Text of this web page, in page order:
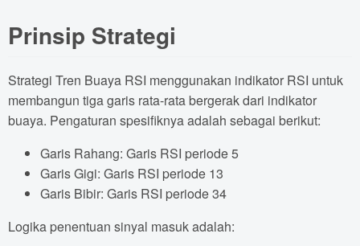
Prinsip Strategi
Strategi Tren Buaya RSI menggunakan indikator RSI untuk
membangun tiga garis rata-rata bergerak dari indikator
buaya. Pengaturan spesifiknya adalah sebagai berikut:
Garis Rahang: Garis RSI periode 5
Garis Gigi: Garis RSI periode 13
Garis Bibir: Garis RSI periode 34
Logika penentuan sinyal masuk adalah: